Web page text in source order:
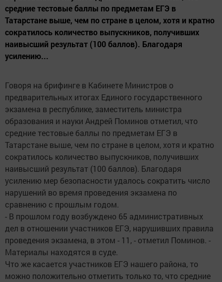
средние тестовые баллы по предметам ЕГЭ в
Татарстане выше, чем по стране в целом, хотя и кратно
сократилось количество выпускников, получивших
наивысший результат (100 баллов). Благодаря
усилению...
Говоря на брифинге в Кабинете Министров о
предварительных итогах Единого государственного
экзамена в республике, заместитель министра
образования и науки Андрей Поминов отметил, что
средние тестовые баллы по предметам ЕГЭ в
Татарстане выше, чем по стране в целом, хотя и кратно
сократилось количество выпускников, получивших
наивысший результат (100 баллов). Благодаря
усилению мер безопасности удалось сократить число
нарушений во время проведения экзамена по
сравнению с прошлым годом.
- В прошлом году возбуждено 65 административных
дел в отношении участников ЕГЭ, нарушивших правила
проведения экзамена, в этом - 11, - отметил Поминов. -
Материалы находятся в суде.
Что же касается участников ЕГЭ нашего района, то
можно положительно отметить только то, что средние